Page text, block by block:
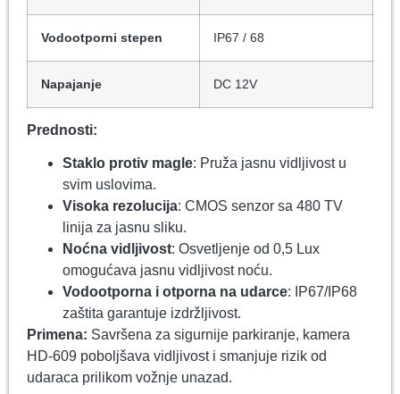
Vodootporni stepen IP67 / 68
Napajanje DC 12V
Prednosti:
Staklo protiv magle: Pruža jasnu vidljivost u
svim uslovima.
Visoka rezolucija: CMOS senzor sa 480 TV
linija za jasnu sliku.
Noćna vidljivost: Osvetljenje od 0,5 Lux
omogućava jasnu vidljivost noću.
Vodootporna i otporna na udarce: IP67/IP68
zaštita garantuje izdržljivost.
Primena: Savršena za sigurnije parkiranje, kamera
HD-609 poboljšava vidljivost i smanjuje rizik od
udaraca prilikom vožnje unazad.